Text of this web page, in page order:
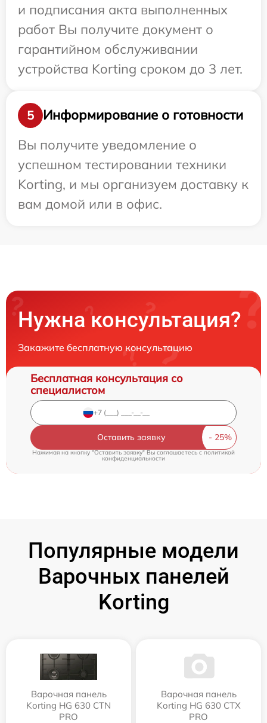
и подписания акта выполненных
работ Вы получите документ о
гарантийном обслуживании
устройства Korting сроком до 3 лет.
5
Информирование о готовности
Вы получите уведомление о
успешном тестировании техники
Korting, и мы организуем доставку к
вам домой или в офис.
Нужна консультация?
Закажите бесплатную консультацию
Бесплатная консультация со
специалистом
Оставить заявку
Нажимая на кнопку "Оставить заявку" Вы соглашаетесь cполитикой
конфиденциальности
Популярные модели
Варочных панелей
Korting
Варочная панель
Korting HG 630 CTN
PRO
Варочная панель
Korting HG 630 CTX
PRO